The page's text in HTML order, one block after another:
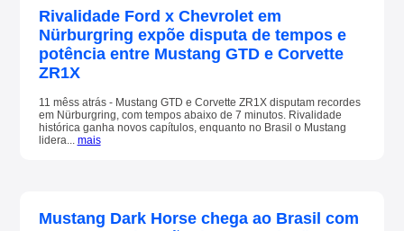
Rivalidade Ford x Chevrolet em
Nürburgring expõe disputa de tempos e
potência entre Mustang GTD e Corvette
ZR1X
11 mêss atrás - Mustang GTD e Corvette ZR1X disputam recordes
em Nürburgring, com tempos abaixo de 7 minutos. Rivalidade
histórica ganha novos capítulos, enquanto no Brasil o Mustang
lidera... mais
Mustang Dark Horse chega ao Brasil com